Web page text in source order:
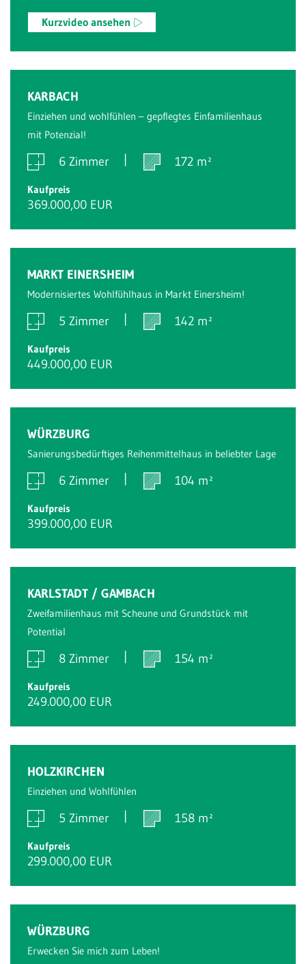
Kurzvideo ansehen
KARBACH
Einziehen und wohlfühlen – gepflegtes Einfamilienhaus
mit Potenzial!
6 Zimmer 172 m²
Kaufpreis
369.000,00 EUR
MARKT EINERSHEIM
Modernisiertes Wohlfühlhaus in Markt Einersheim!
5 Zimmer 142 m²
Kaufpreis
449.000,00 EUR
WÜRZBURG
Sanierungsbedürftiges Reihenmittelhaus in beliebter Lage
6 Zimmer 104 m²
Kaufpreis
399.000,00 EUR
KARLSTADT / GAMBACH
Zweifamilienhaus mit Scheune und Grundstück mit
Potential
8 Zimmer 154 m²
Kaufpreis
249.000,00 EUR
HOLZKIRCHEN
Einziehen und Wohlfühlen
5 Zimmer 158 m²
Kaufpreis
299.000,00 EUR
WÜRZBURG
Erwecken Sie mich zum Leben!